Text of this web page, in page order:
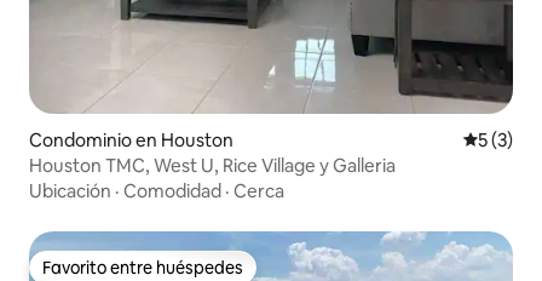
Condominio en Houston
5 (3)
Houston TMC, West U, Rice Village y Galleria
Ubicación · Comodidad · Cerca
Favorito entre huéspedes